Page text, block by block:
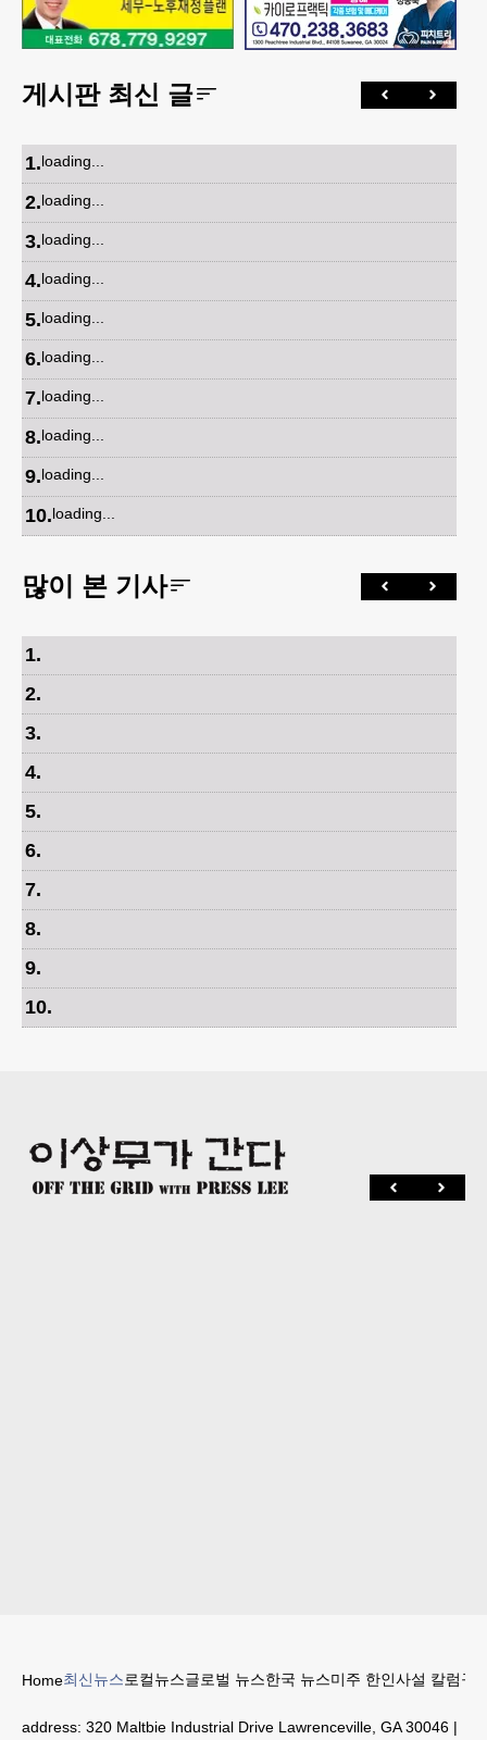
게시판 최신 글
1.loading...
2.loading...
3.loading...
4.loading...
5.loading...
6.loading...
7.loading...
8.loading...
9.loading...
10.loading...
많이 본 기사
1.
2.
3.
4.
5.
6.
7.
8.
9.
10.
Home최신뉴스로컬뉴스글로벌 뉴스한국 뉴스미주 한인사설 칼럼구
address: 320 Maltbie Industrial Drive Lawrenceville, GA 30046 |